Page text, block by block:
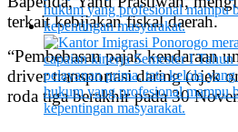
terkait kebijakan fiskal daerah.
“Pembebasan pajak kendaraan
driver transportasi daring (ojek
roda tiga berakhir pada 30